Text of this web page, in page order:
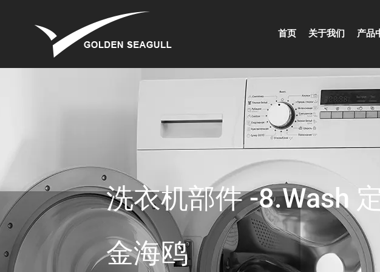
首页 关于我们 产品
洗衣机部件 -8.Wash
金海鸥